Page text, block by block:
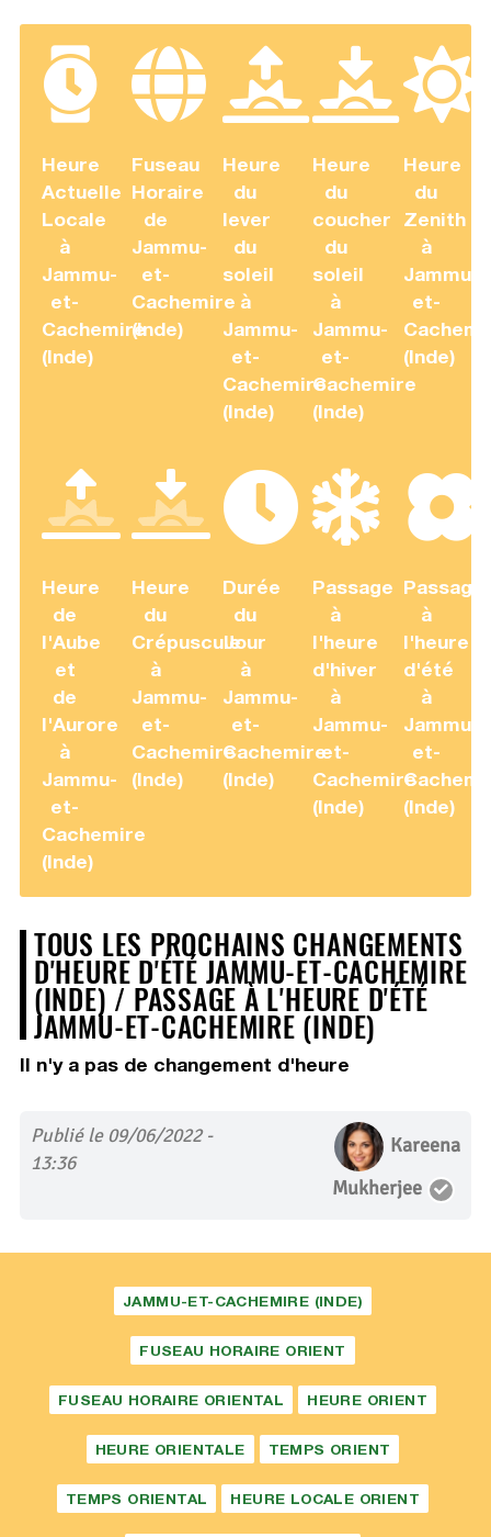
Heure
Actuelle
Locale
à
Jammu-
et-
Cachemire
(Inde)
Fuseau
Horaire
de
Jammu-
et-
Cachemire
(Inde)
Heure
du
lever
du
soleil
à
Jammu-
et-
Cachemire
(Inde)
Heure
du
coucher
du
soleil
à
Jammu-
et-
Cachemire
(Inde)
Heure
du
Zenith
à
Jammu-
et-
(Inde)
Heure
de
l'Aube
et
de
l'Aurore
à
Jammu-
et-
Cachemire
(Inde)
Heure
du
Crépuscule
à
Jammu-
et-
Cachemire
(Inde)
Durée
du
Jour
à
Jammu-
et-
Cachemire
(Inde)
Passage
à
l'heure
d'hiver
à
Jammu-
et-
Cachemire
(Inde)
Passage
à
l'heure
d'été
à
Jammu-
et-
(Inde)
TOUS LES PROCHAINS CHANGEMENTS
D'HEURE D'ÉTÉ JAMMU-ET-CACHEMIRE
(INDE) / PASSAGE À L'HEURE D'ÉTÉ
JAMMU-ET-CACHEMIRE (INDE)
Il n'y a pas de changement d'heure
Publié le 09/06/2022 -
13:36
Kareena
Mukherjee
JAMMU-ET-CACHEMIRE (INDE)
FUSEAU HORAIRE ORIENT
FUSEAU HORAIRE ORIENTAL HEURE ORIENT
HEURE ORIENTALE TEMPS ORIENT
TEMPS ORIENTAL HEURE LOCALE ORIENT